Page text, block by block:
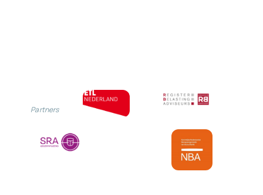
Partners